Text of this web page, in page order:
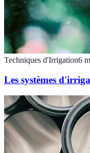
Techniques d'Irrigation6
Les systèmes